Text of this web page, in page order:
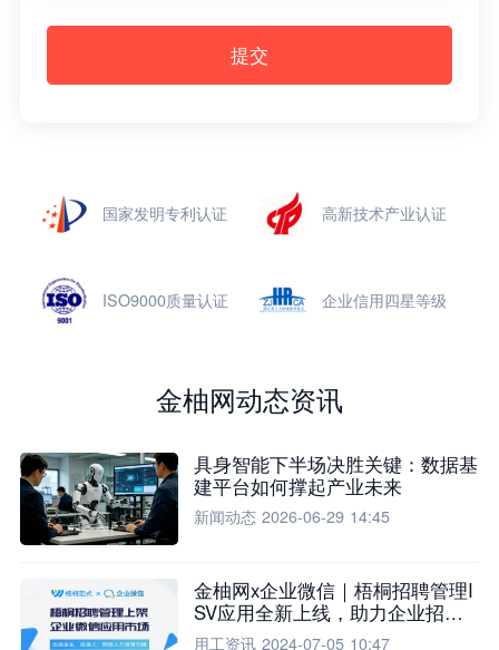
提交
国家发明专利认证 高新技术产业认证
ISO9000质量认证 企业信用四星等级
金柚网动态资讯
具身智能下半场决胜关键：数据基
建平台如何撑起产业未来
新闻动态 2026-06-29 14:45
金柚网x企业微信｜梧桐招聘管理I
SV应用全新上线，助力企业招聘
流程全面升级
用工资讯 2024-07-05 10:47